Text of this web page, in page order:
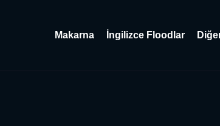
Makarna İngilizce Floodlar